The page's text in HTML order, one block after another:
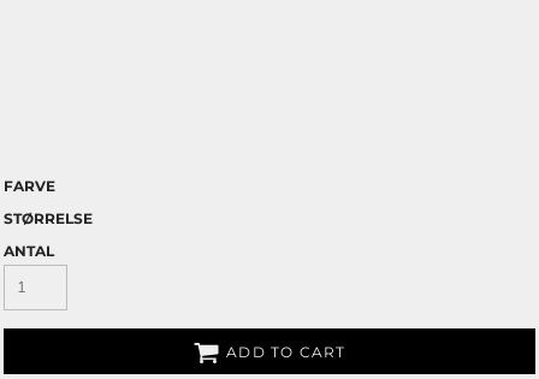
FARVE
STØRRELSE
ANTAL
ADD TO CART